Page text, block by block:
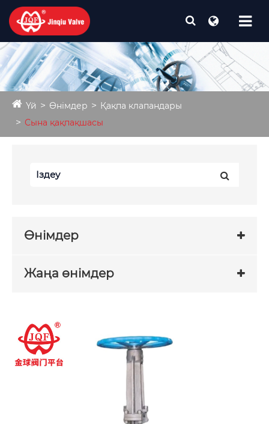
Үй Өнімдер
Қақпа клапандары
Сына қақпақшасы
Өнімдер
Жаңа өнімдер